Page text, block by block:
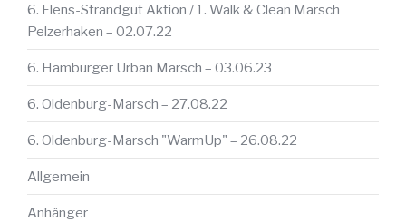
6. Flens-Strandgut Aktion / 1. Walk & Clean Marsch
Pelzerhaken – 02.07.22
6. Hamburger Urban Marsch – 03.06.23
6. Oldenburg-Marsch – 27.08.22
6. Oldenburg-Marsch "WarmUp" – 26.08.22
Allgemein
Anhänger